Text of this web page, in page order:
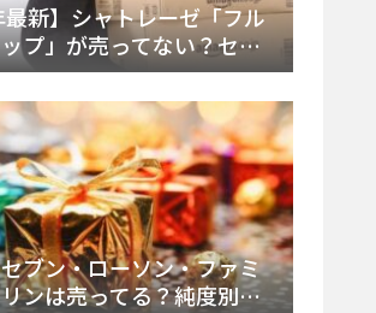
新】シャトレーゼ「フル
プ」が売ってない？セブ
終了理由と代替アイスを
ブン・ローソン・ファミ
ンは売ってる？純度別お